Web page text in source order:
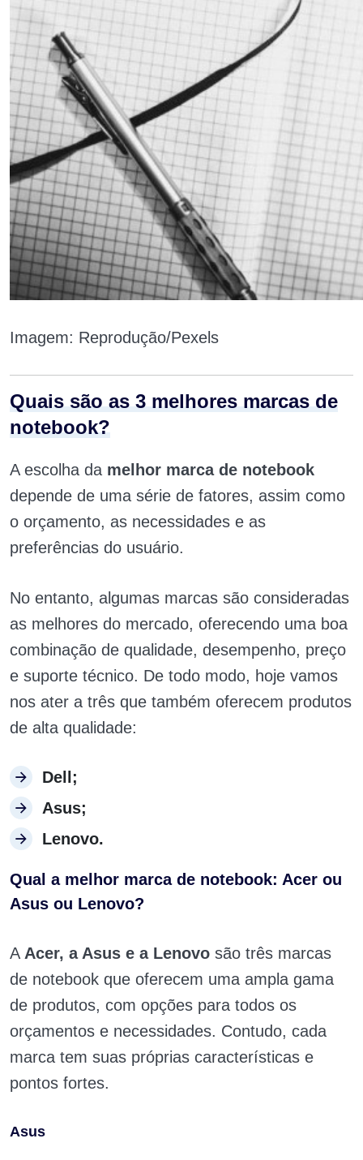
Imagem: Reprodução/Pexels
Quais são as 3 melhores marcas de
notebook?
A escolha da melhor marca de notebook
depende de uma série de fatores, assim como
o orçamento, as necessidades e as
preferências do usuário.
No entanto, algumas marcas são consideradas
as melhores do mercado, oferecendo uma boa
combinação de qualidade, desempenho, preço
e suporte técnico. De todo modo, hoje vamos
nos ater a três que também oferecem produtos
de alta qualidade:
Dell;
Asus;
Lenovo.
Qual a melhor marca de notebook: Acer ou
Asus ou Lenovo?
A Acer, a Asus e a Lenovo são três marcas
de notebook que oferecem uma ampla gama
de produtos, com opções para todos os
orçamentos e necessidades. Contudo, cada
marca tem suas próprias características e
pontos fortes.
Asus